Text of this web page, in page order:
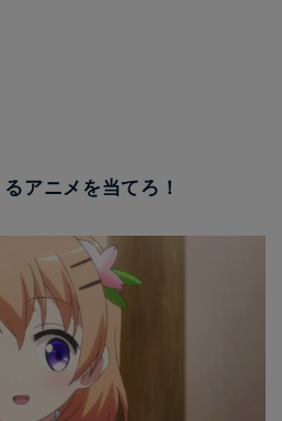
アニメを当てろ！